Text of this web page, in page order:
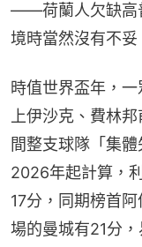
——荷蘭人欠缺高
境時當然沒有不妥
時值世界盃年，
上伊沙克、費林
間整支球隊「集
2026年起計算，
17分，同期榜首
場的曼城有21分